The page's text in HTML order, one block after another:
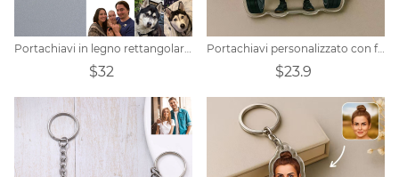
Portachiavi in legno rettangolare personalizzato
$32
Portachiavi personalizzato con foto di un culturista
$23.9